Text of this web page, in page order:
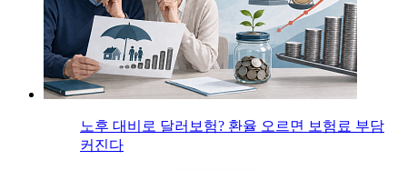
노후 대비로 달러보험? 환율 오르면 보험료 부담
커진다